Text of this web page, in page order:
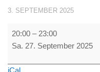
3. SEPTEMBER 2025
Fun
Darter
Good
20:00 – 23:00
Sa. 27. September 2025